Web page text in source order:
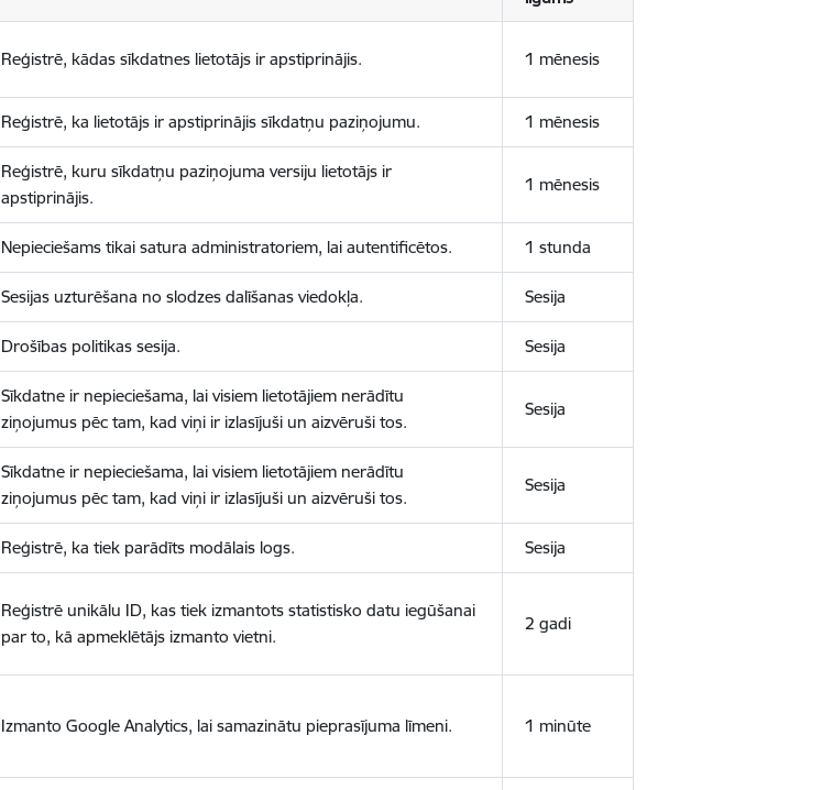
Reģistrē, kādas sīkdatnes lietotājs ir apstiprinājis. 1 mēnesis
Reģistrē, ka lietotājs ir apstiprinājis sīkdatņu paziņojumu. 1 mēnesis
Reģistrē, kuru sīkdatņu paziņojuma versiju lietotājs ir
apstiprinājis.
1 mēnesis
Nepieciešams tikai satura administratoriem, lai autentificētos. 1 stunda
Sesijas uzturēšana no slodzes dalīšanas viedokļa. Sesija
Drošības politikas sesija. Sesija
Sīkdatne ir nepieciešama, lai visiem lietotājiem nerādītu
ziņojumus pēc tam, kad viņi ir izlasījuši un aizvēruši tos.
Sesija
Sīkdatne ir nepieciešama, lai visiem lietotājiem nerādītu
ziņojumus pēc tam, kad viņi ir izlasījuši un aizvēruši tos.
Sesija
Reģistrē, ka tiek parādīts modālais logs. Sesija
Reģistrē unikālu ID, kas tiek izmantots statistisko datu iegūšanai
par to, kā apmeklētājs izmanto vietni.
2 gadi
Izmanto Google Analytics, lai samazinātu pieprasījuma līmeni. 1 minūte